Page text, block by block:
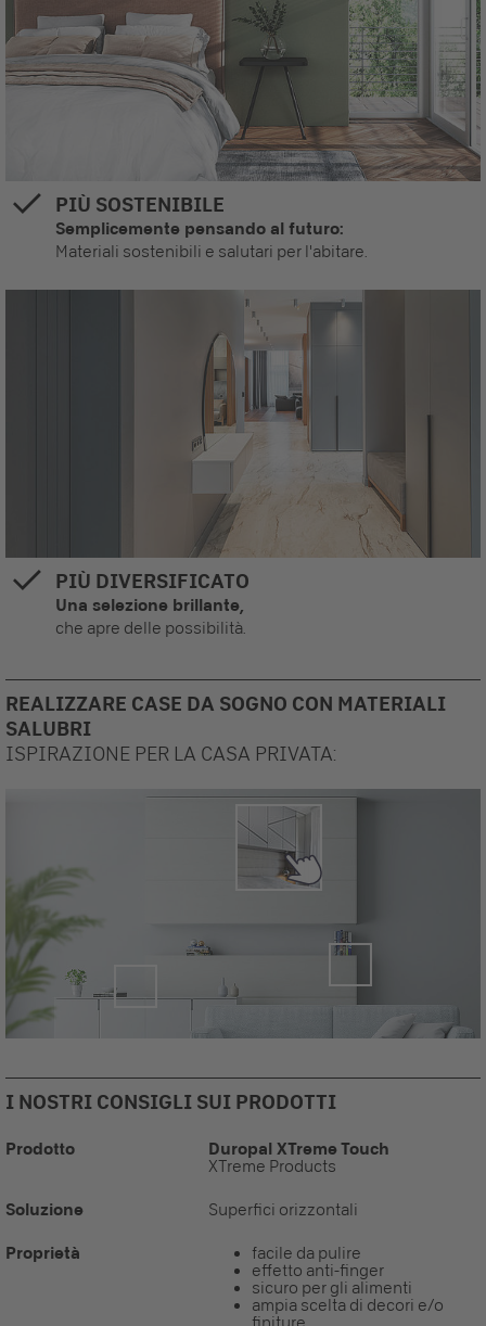
PIÙ SOSTENIBILE
Semplicemente pensando al futuro:
Materiali sostenibili e salutari per l'abitare.
PIÙ DIVERSIFICATO
Una selezione brillante,
che apre delle possibilità.
REALIZZARE CASE DA SOGNO CON MATERIALI
SALUBRI
ISPIRAZIONE PER LA CASA PRIVATA:
I NOSTRI CONSIGLI SUI PRODOTTI
Prodotto Duropal XTreme Touch
XTreme Products
Soluzione Superfici orizzontali
Proprietà
facile da pulire
effetto anti-finger
sicuro per gli alimenti
ampia scelta di decori e/o